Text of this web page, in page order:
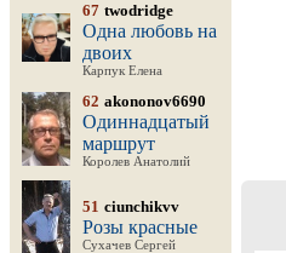
67 twodridge
Одна любовь на
двоих
Карпук Елена
62 akononov6690
Одиннадцатый
маршрут
Королев Анатолий
51 ciunchikvv
Розы красные
Сухачев Сергей